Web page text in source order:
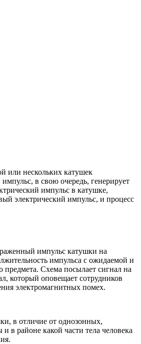
или нескольких катушек
в свою очередь, генерирует
импульс в катушке,
электрический импульс, и процесс
импульс катушки на
импульса с ожидаемой и
Схема посылает сигнал на
который оповещает сотрудников
электромагнитных помех.
в отличие от однозонных,
в районе какой части тела человека